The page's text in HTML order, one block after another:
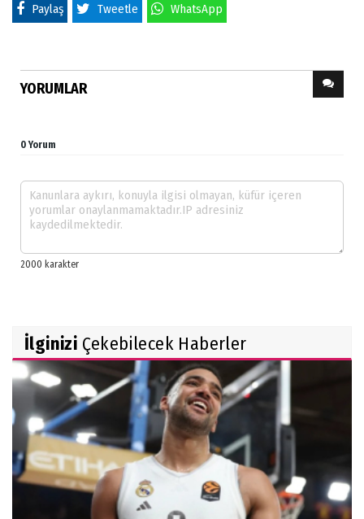
Paylaş Tweetle WhatsApp
YORUMLAR
0 Yorum
İlginizi Çekebilecek Haberler